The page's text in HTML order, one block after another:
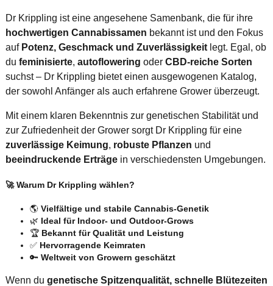
Dr Krippling ist eine angesehene Samenbank, die für ihre
hochwertigen Cannabissamen bekannt ist und den Fokus
auf Potenz, Geschmack und Zuverlässigkeitlegt. Egal, ob
du feminisierte, autoflowering oder CBD-reiche Sorten
suchst – Dr Krippling bietet einen ausgewogenen Katalog,
der sowohl Anfänger als auch erfahrene Grower überzeugt.
Mit einem klaren Bekenntnis zur genetischen Stabilität und
zur Zufriedenheit der Grower sorgt Dr Krippling für eine
zuverlässige Keimung, robuste Pflanzen und
beeindruckende Erträgein verschiedensten Umgebungen.
🚀 Warum Dr Krippling wählen?
🌎 Vielfältige und stabile Cannabis-Genetik
🌿 Ideal für Indoor- und Outdoor-Grows
🏆 Bekannt für Qualität und Leistung
✅ Hervorragende Keimraten
🔑 Weltweit von Growern geschätzt
Wenn du genetische Spitzenqualität, schnelle Blütezeiten